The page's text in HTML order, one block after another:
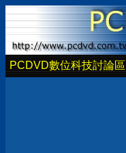
PCDVD數位科技討論區